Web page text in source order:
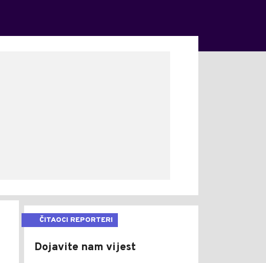
ČITAOCI REPORTERI
Dojavite nam vijest